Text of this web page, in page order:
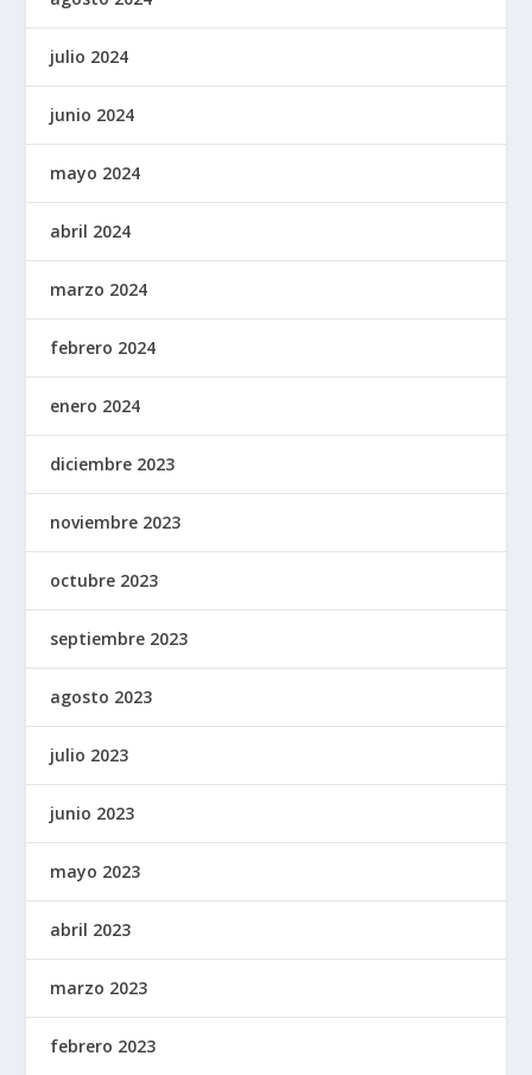
julio 2024
junio 2024
mayo 2024
abril 2024
marzo 2024
febrero 2024
enero 2024
diciembre 2023
noviembre 2023
octubre 2023
septiembre 2023
agosto 2023
julio 2023
junio 2023
mayo 2023
abril 2023
marzo 2023
febrero 2023